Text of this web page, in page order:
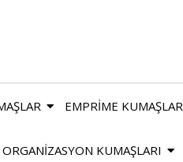
EMPRİME KUMAŞLAR
ORGANİZASYON KUMAŞLARI